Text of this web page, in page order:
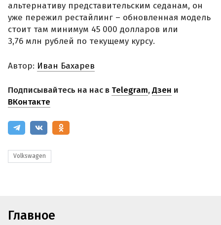
альтернативу представительским седанам, он
уже пережил рестайлинг – обновленная модель
стоит там минимум 45 000 долларов или
3,76 млн рублей по текущему курсу.
Автор: Иван Бахарев
Подписывайтесь на нас в Telegram,Дзен и
ВКонтакте
Volkswagen
Главное